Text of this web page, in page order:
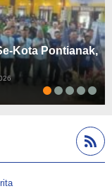
Kota Pontianak,